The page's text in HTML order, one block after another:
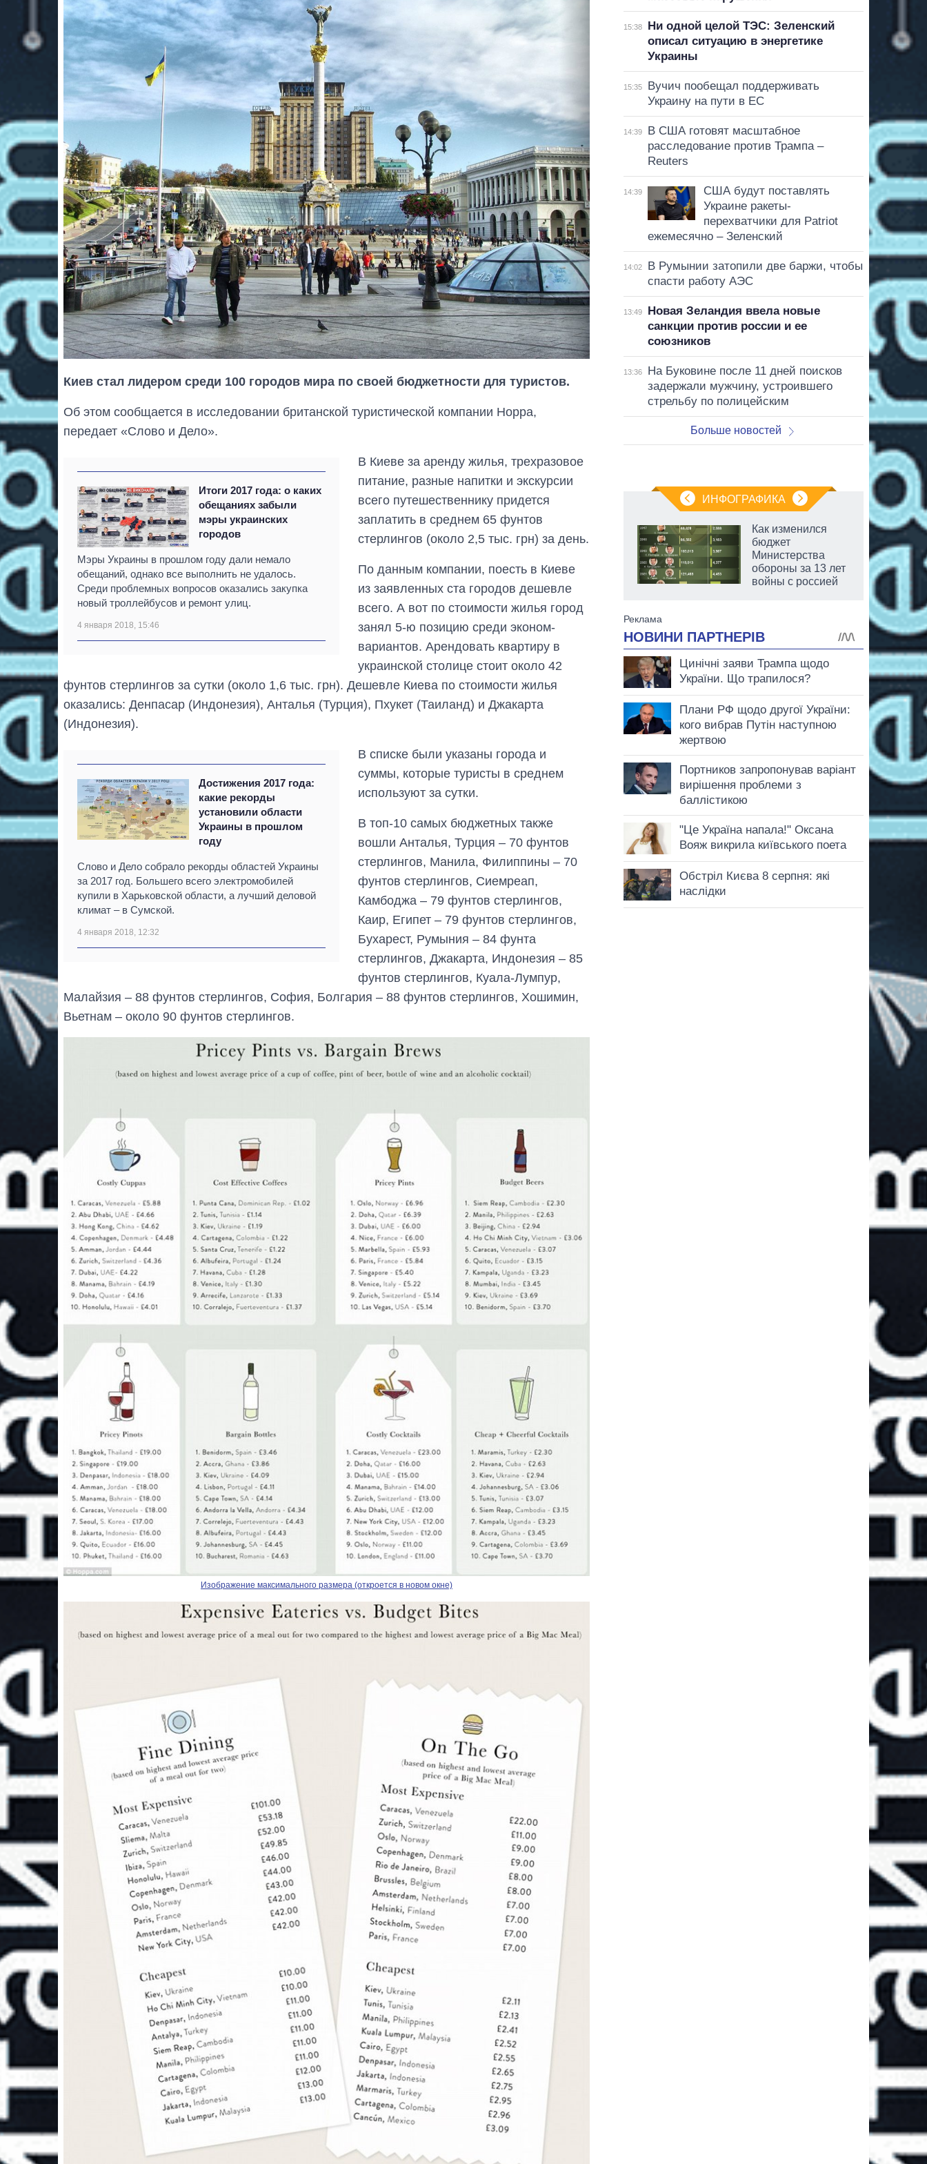
Киев стал лидером среди 100 городов мира по своей бюджетности для туристов.
Об этом сообщается в исследовании британской туристической компании Hoppa,
передает «Слово и Дело».
Итоги 2017 года: о каких
обещаниях забыли
мэры украинских
городов
Мэры Украины в прошлом году дали немало
обещаний, однако все выполнить не удалось.
Среди проблемных вопросов оказались закупка
новый троллейбусов и ремонт улиц.
4 января 2018, 15:46
В Киеве за аренду жилья, трехразовое
питание, разные напитки и экскурсии
всего путешественнику придется
заплатить в среднем 65 фунтов
стерлингов (около 2,5 тыс. грн) за день.
По данным компании, поесть в Киеве
из заявленных ста городов дешевле
всего. А вот по стоимости жилья город
занял 5-ю позицию среди эконом-
вариантов. Арендовать квартиру в
украинской столице стоит около 42
фунтов стерлингов за сутки (около 1,6 тыс. грн). Дешевле Киева по стоимости жилья
оказались: Денпасар (Индонезия), Анталья (Турция), Пхукет (Таиланд) и Джакарта
(Индонезия).
Достижения 2017 года:
какие рекорды
установили области
Украины в прошлом
году
Слово и Дело собрало рекорды областей Украины
за 2017 год. Большего всего электромобилей
купили в Харьковской области, а лучший деловой
климат – в Сумской.
4 января 2018, 12:32
В списке были указаны города и
суммы, которые туристы в среднем
используют за сутки.
В топ-10 самых бюджетных также
вошли Анталья, Турция – 70 фунтов
стерлингов, Манила, Филиппины – 70
фунтов стерлингов, Сиемреап,
Камбоджа – 79 фунтов стерлингов,
Каир, Египет – 79 фунтов стерлингов,
Бухарест, Румыния – 84 фунта
стерлингов, Джакарта, Индонезия – 85
фунтов стерлингов, Куала-Лумпур,
Малайзия – 88 фунтов стерлингов, София, Болгария – 88 фунтов стерлингов, Хошимин,
Вьетнам – около 90 фунтов стерлингов.
Изображение максимального размера (откроется в новом окне)
15:38
Ни одной целой ТЭС: Зеленский
описал ситуацию в энергетике
Украины
15:35
Вучич пообещал поддерживать
Украину на пути в ЕС
14:39
В США готовят масштабное
расследование против Трампа –
Reuters
14:39
США будут поставлять
Украине ракеты-
перехватчики для Patriot
ежемесячно – Зеленский
14:02
В Румынии затопили две баржи, чтобы
спасти работу АЭС
13:49
Новая Зеландия ввела новые
санкции против россии и ее
союзников
13:36
На Буковине после 11 дней поисков
задержали мужчину, устроившего
стрельбу по полицейским
Больше новостей
ИНФОГРАФИКА
Восемь
массированных
за лето: Киев и
главной целью рф
Как изменился
бюджет
Министерства
обороны за 13 лет
войны с россией